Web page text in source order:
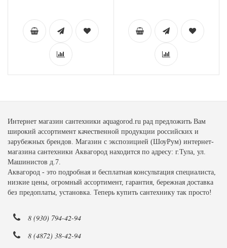
Интернет магазин сантехники aquagorod.ru рад предложить Вам
широкий ассортимент качественной продукции российских и
зарубежных брендов. Магазин с экспозицией (ШоуРум) интернет-
магазина сантехники Аквагород находится по адресу: г.Тула, ул.
Машинистов д.7.
Аквагород - это подробная и бесплатная консультация специалиста,
низкие цены, огромный ассортимент, гарантия, бережная доставка
без предоплаты, установка. Теперь купить сантехнику так просто!
8 (930) 794-42-94
8 (4872) 38-42-94